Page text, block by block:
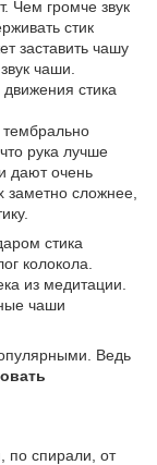
Чем громче звук
стик
заставить чашу
чаши.
стика
рука лучше
дают очень
заметно сложнее,
стика
колокола.
из медитации.
чаши
Ведь
по спирали, от